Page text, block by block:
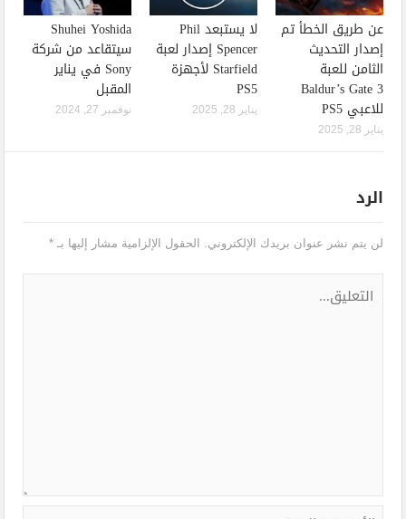
عن طريق الخطأ تم
إصدار التحديث
الثامن للعبة
Baldur’s Gate 3
للاعبي PS5
يناير 28, 2025
لا يستبعد Phil
Spencer إصدار لعبة
Starfield لأجهزة
PS5
يناير 28, 2025
Shuhei Yoshida
سيتقاعد من شركة
Sony في يناير
المقبل
نوفمبر 27, 2024
الرد
لن يتم نشر عنوان بريدك الإلكتروني. الحقول الإلزامية مشار إليها بـ*